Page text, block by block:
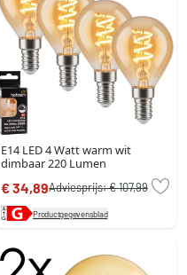
E14 LED 4 Watt warm wit
dimbaar 220 Lumen
€ 34,89Adviesprijs:€ 107,99
Productgegevensblad